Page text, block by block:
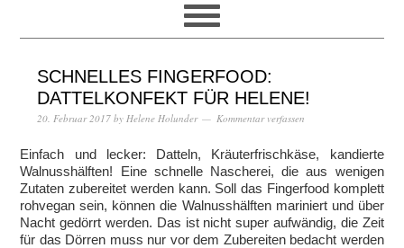
SCHNELLES FINGERFOOD:
DATTELKONFEKT FÜR HELENE!
20. Februar 2017by Helene Holunder Kommentar verfassen
Einfach und lecker: Datteln, Kräuterfrischkäse, kandierte
Walnusshälften! Eine schnelle Nascherei, die aus wenigen
Zutaten zubereitet werden kann. Soll das Fingerfood komplett
rohvegan sein, können die Walnusshälften mariniert und über
Nacht gedörrt werden. Das ist nicht super aufwändig, die Zeit
für das Dörren muss nur vor dem Zubereiten bedacht werden